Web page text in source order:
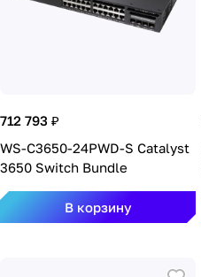
712 793 ₽
WS-C3650-24PWD-S Catalyst
3650 Switch Bundle
В корзину